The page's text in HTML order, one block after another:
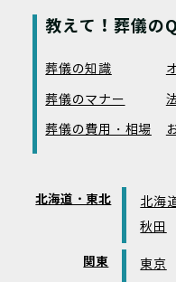
教えて！葬儀の
葬儀の知識
葬儀のマナー
葬儀の費用・相場
北海道・東北 北海
秋田
関東 東京